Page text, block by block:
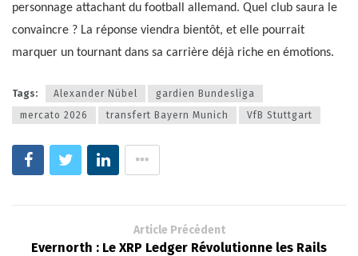
personnage attachant du football allemand. Quel club saura le
convaincre ? La réponse viendra bientôt, et elle pourrait
marquer un tournant dans sa carrière déjà riche en émotions.
Tags: Alexander Nübel
gardien Bundesliga
mercato 2026
transfert Bayern Munich VfB Stuttgart
Article Précédent
Evernorth : Le XRP Ledger Révolutionne les Rails